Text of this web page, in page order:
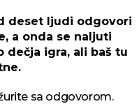
deset ljudi odgovori
a onda se naljuti
dečja igra, ali baš tu
sa odgovorom.